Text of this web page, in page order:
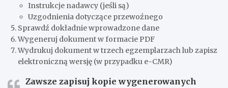
Instrukcje nadawcy (jeśli są)
Uzgodnienia dotyczące przewoźnego
Sprawdź dokładnie wprowadzone dane
Wygeneruj dokument w formacie PDF
Wydrukuj dokument w trzech egzemplarzach lub zapisz
elektroniczną wersję (w przypadku e-CMR)
Zawsze zapisuj kopie wygenerowanych